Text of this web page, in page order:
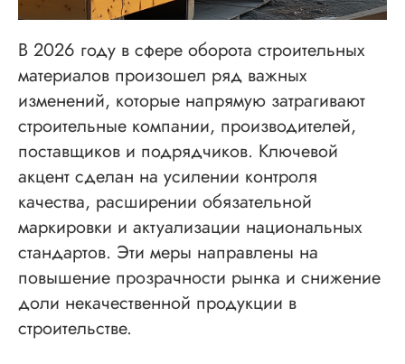
В 2026 году в сфере оборота строительных
материалов произошел ряд важных
изменений, которые напрямую затрагивают
строительные компании, производителей,
поставщиков и подрядчиков. Ключевой
акцент сделан на усилении контроля
качества, расширении обязательной
маркировки и актуализации национальных
стандартов. Эти меры направлены на
повышение прозрачности рынка и снижение
доли некачественной продукции в
строительстве.